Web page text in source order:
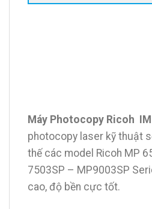
Máy Photocopy Ricoh
photocopy laser kỹ thuật
thế các model Ricoh MP
7503SP – MP9003SP
cao, độ bền cực tốt.